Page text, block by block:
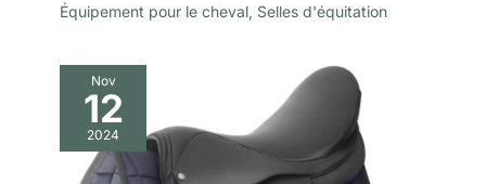
Équipement pour le cheval, Selles d'équitation
Nov
12
2024